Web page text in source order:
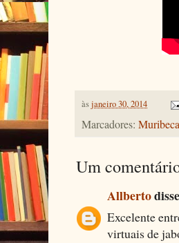
àsjaneiro 30, 2014
Marcadores: Muribeca
Um
Allberto
Excelente
virtuais de